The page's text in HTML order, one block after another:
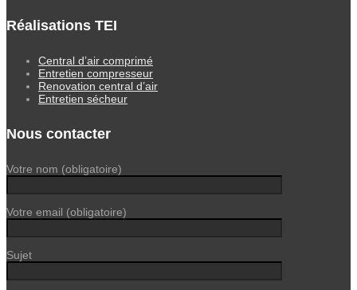
Réalisations TEI
Central d’air comprimé
Entretien compresseur
Renovation central d’air
Entretien sécheur
Nous contacter
Votre nom (obligatoire)
Votre email (obligatoire)
Sujet